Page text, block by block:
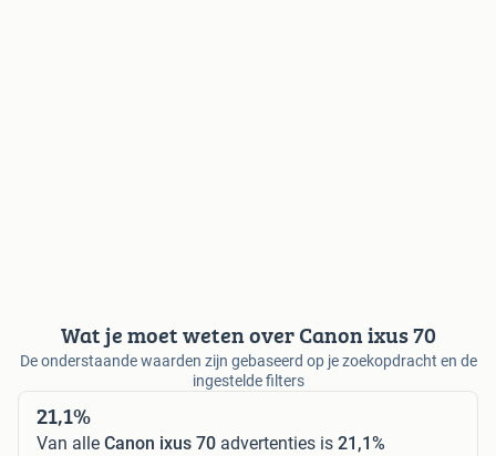
Wat je moet weten over Canon ixus 70
De onderstaande waarden zijn gebaseerd op je zoekopdracht en de
ingestelde filters
21,1%
Van alle Canon ixus 70 advertenties is 21,1%